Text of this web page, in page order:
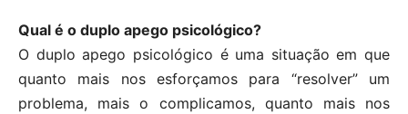
Qual é o duplo apego psicológico?
O duplo apego psicológico é uma situação em que
quanto mais nos esforçamos para “resolver” um
problema, mais o complicamos, quanto mais nos